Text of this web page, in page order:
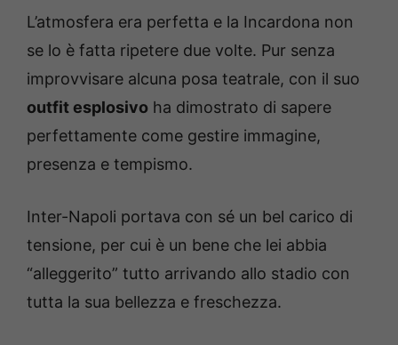
L’atmosfera era perfetta e la Incardona non
se lo è fatta ripetere due volte. Pur senza
improvvisare alcuna posa teatrale, con il suo
outfit esplosivo ha dimostrato di sapere
perfettamente come gestire immagine,
presenza e tempismo.
Inter-Napoli portava con sé un bel carico di
tensione, per cui è un bene che lei abbia
“alleggerito” tutto arrivando allo stadio con
tutta la sua bellezza e freschezza.